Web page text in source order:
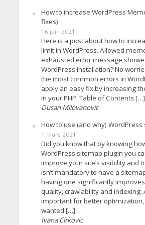
How to increase WordPress
fixes)
16 juin 2021
Here is a post about how to
limit in WordPress. Allowed
exhausted error message
WordPress installation? No
the most common errors in
apply an easy fix by increasing
in your PHP. Table of Contents […]
Dusan Milovanovic
How to use (and why)
1 mars 2021
Did you know that by knowing
WordPress sitemap plugin you
improve your site’s visibility and
isn’t mandatory to have a
having one significantly improves
quality, crawlability and indexing.
important for better optimization,
wanted […]
Ivana Cirkovic